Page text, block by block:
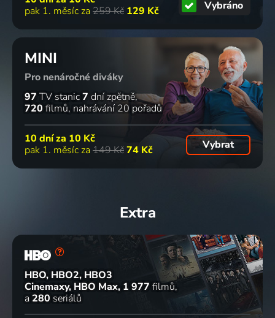
pak 1. měsíc za 259 Kč 129 Kč Vybráno
MINI
Pro nenáročné diváky
97 TV stanic7 dní zpětně
720 filmů nahrávání 20 pořadů
10 dní za 10 Kč
pak 1. měsíc za 149 Kč74 Kč Vybrat
Extra
HBO, HBO2, HBO3
Cinemaxy, HBO Max 1 977 filmů
a 280 seriálů